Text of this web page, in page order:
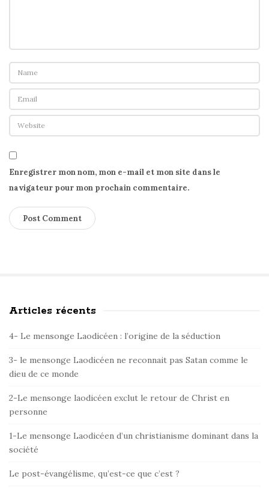
Enregistrer mon nom, mon e-mail et mon site dans le
navigateur pour mon prochain commentaire.
S
e
S
b
a
r
Articles récents
4- Le mensonge Laodicéen : l’origine de la séduction
3- le mensonge Laodicéen ne reconnait pas Satan comme le
dieu de ce monde
2-Le mensonge laodicéen exclut le retour de Christ en
personne
1-Le mensonge Laodicéen d’un christianisme dominant dans la
société
Le post-évangélisme, qu’est-ce que c’est ?